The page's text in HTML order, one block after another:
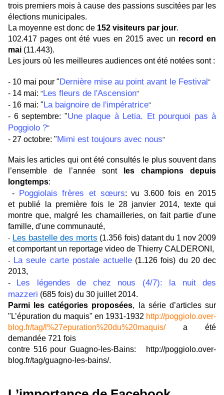
trois premiers mois à cause des passions suscitées par les
élections municipales.
La moyenne est donc de 152 visiteurs par jour.
102.417 pages ont été vues en 2015 avec un record en
mai (11.443).
Les jours où les meilleures audiences ont été notées sont :
- 10 mai pour " Dernière mise au point avant le Festival"
- 14 mai: "Les fleurs de l'Ascension"
- 16 mai: " La baignoire de l'impératrice"
- 6 septembre: "Une plaque à Letia. Et pourquoi pas à
Poggiolo ?"
- 27 octobre: "Mimi est toujours avec nous"
Mais les articles qui ont été consultés le plus souvent dans
l’ensemble de l’année sont
les champions depuis
longtemps:
-
Poggiolais frères et sœurs:vu 3.600 fois en 2015
et publié la première fois le 28 janvier 2014, texte qui
montre que, malgré les chamailleries, on fait partie d'une
famille, d'une communauté,
- Les bastelle des morts (1.356 fois) datant du 1 nov 2009
et comportant un reportage video de Thierry CALDERONI,
- La seule carte postale actuelle (1.126 fois) du 20 dec
2013,
-
Les légendes de chez nous (4/7): la nuit des
mazzeri (685 fois) du 30 juillet 2014.
Parmi les catégories proposées, la série d’articles sur
"L’épuration du maquis" en 1931-1932 http://poggiolo.over-
blog.fr/tag/l%27epuration%20du%20maquis/a été
demandée 721 fois
contre 516 pour Guagno-les-Bains:
http://poggiolo.over-
blog.fr/tag/guagno-les-bains/.